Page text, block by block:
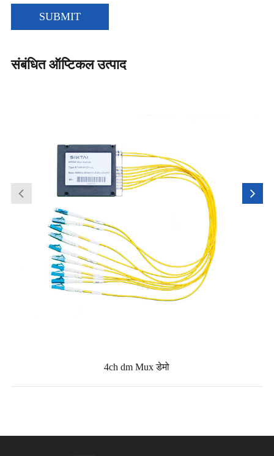
SUBMIT
संबंधित ऑप्टिकल उत्पाद
4ch dm Mux डेमो